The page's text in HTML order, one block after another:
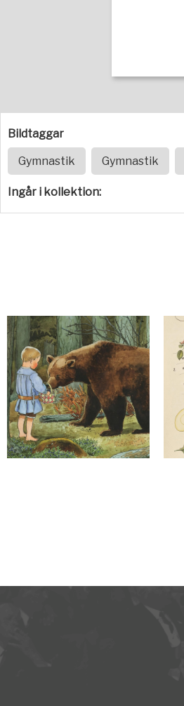
Bildtaggar
Gymnastik Gymnastik
Ingår i kollektion: